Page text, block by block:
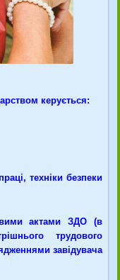
керується:
техніки безпеки
актами ЗДО (в
трудового
завідувача